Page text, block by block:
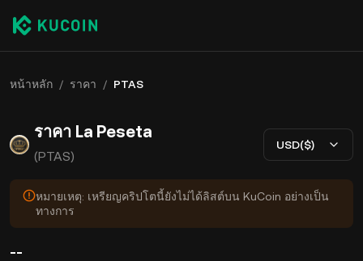
หน้าหลัก / ราคา / PTAS
ราคา La Peseta
(PTAS)
USD($)
หมายเหตุ: เหรียญคริปโตนี้ยังไม่ได้ลิสต์บน KuCoin อย่างเป็น
ทางการ
--